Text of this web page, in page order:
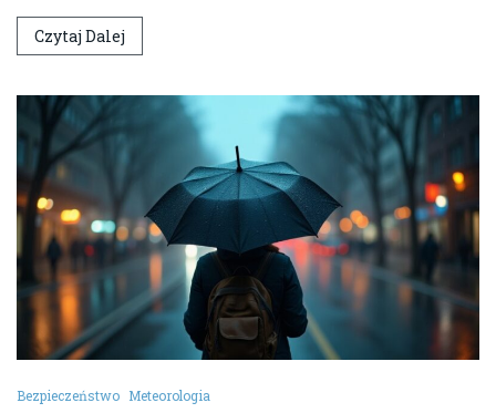
Czytaj Dalej
Bezpieczeństwo Meteorologia